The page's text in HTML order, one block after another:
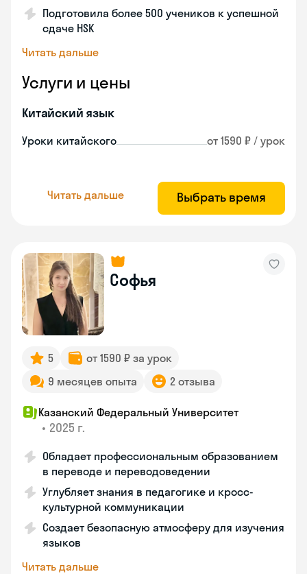
Подготовила более 500 учеников к успешной
сдаче HSK
Читать дальше
Услуги и цены
Китайский язык
Уроки китайского от 1590 ₽ / урок
Читать дальше Выбрать время
Софья
5
от 1590 ₽ за урок
9 месяцев опыта
2 отзыва
Казанский Федеральный Университет
• 2025 г.
Обладает профессиональным образованием
в переводе и переводоведении
Углубляет знания в педагогике и кросс-
культурной коммуникации
Создает безопасную атмосферу для изучения
языков
Читать дальше